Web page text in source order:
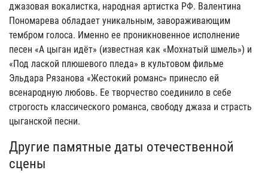
джазовая вокалистка, народная артистка РФ. Валентина
Пономарева обладает уникальным, завораживающим
тембром голоса. Именно ее проникновенное исполнение
песен «А цыган идёт» (известная как «Мохнатый шмель») и
«Под лаской плюшевого пледа» в культовом фильме
Эльдара Рязанова «Жестокий романс» принесло ей
всенародную любовь. Ее творчество соединило в себе
строгость классического романса, свободу джаза и страсть
цыганской песни.
Другие памятные даты отечественной
сцены